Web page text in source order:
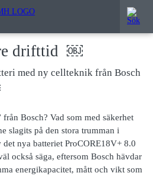
drifttid ￼
med ny cellteknik från Bosch
Bosch? Vad som med säkerhet
slagits på den stora trumman i
nya batteriet ProCORE18V+ 8.0
också säga, eftersom Bosch hävdar
energikapacitet, mått och vikt som